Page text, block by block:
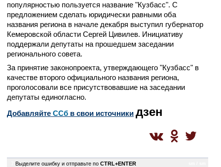
популярностью пользуется название "Кузбасс". С
предложением сделать юридически равными оба
названия региона в начале декабря выступил губернатор
Кемеровской области Сергей Цивилев. Инициативу
поддержали депутаты на прошедшем заседании
регионального совета.
За принятие законопроекта, утверждающего "Кузбасс" в
качестве второго официального названия региона,
проголосовали все присутствовавшие на заседании
депутаты единогласно.
Добавляйте CСб в свои источники дзен
Выделите ошибку и отправьте по CTRL+ENTER